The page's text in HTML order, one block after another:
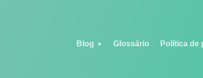
Blog Glossário Política de